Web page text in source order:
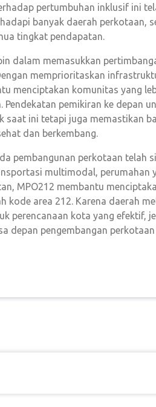
pertumbuhan inklusif ini
banyak daerah perkotaan,
tingkat pendapatan.
dalam memasukkan
memprioritaskan
menciptakan komunitas yang
pemikiran ke depan
saat ini tetapi juga memastikan
dan berkembang.
pembangunan perkotaan telah
multimodal, perumahan
MPO212 membantu
kode area 212. Karena daerah
perencanaan kota yang efektif,
depan pengembangan